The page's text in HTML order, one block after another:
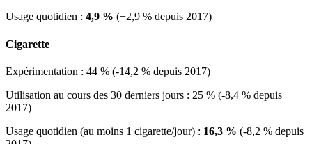
Usage quotidien : 4,9 % (+2,9 % depuis 2017)
Cigarette
Expérimentation : 44 % (-14,2 % depuis 2017)
Utilisation au cours des 30 derniers jours : 25 % (-8,4 % depuis
2017)
Usage quotidien (au moins 1 cigarette/jour) : 16,3 % (-8,2 % depuis